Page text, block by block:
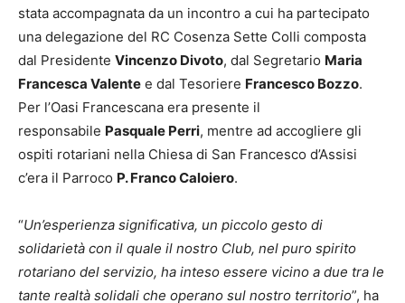
stata accompagnata da un incontro a cui ha partecipato
una delegazione del RC Cosenza Sette Colli composta
dal Presidente Vincenzo Divoto, dal Segretario Maria
Francesca Valente e dal Tesoriere Francesco Bozzo.
Per l’Oasi Francescana era presente il
responsabile Pasquale Perri, mentre ad accogliere gli
ospiti rotariani nella Chiesa di San Francesco d’Assisi
c’era il Parroco P. Franco Caloiero.
“Un’esperienza significativa, un piccolo gesto di
solidarietà con il quale il nostro Club, nel puro spirito
rotariano del servizio, ha inteso essere vicino a due tra le
tante realtà solidali che operano sul nostro territorio”, ha